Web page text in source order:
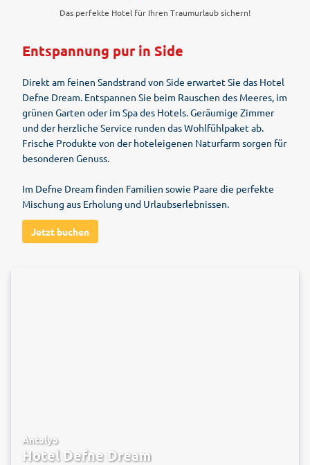
Das perfekte Hotel für Ihren Traumurlaub sichern!
Entspannung pur in Side
Direkt am feinen Sandstrand von Side erwartet Sie das Hotel
Defne Dream. Entspannen Sie beim Rauschen des Meeres, im
grünen Garten oder im Spa des Hotels. Geräumige Zimmer
und der herzliche Service runden das Wohlfühlpaket ab.
Frische Produkte von der hoteleigenen Naturfarm sorgen für
besonderen Genuss.
Im Defne Dream finden Familien sowie Paare die perfekte
Mischung aus Erholung und Urlaubserlebnissen.
Jetzt buchen
Antalya
Hotel Defne Dream